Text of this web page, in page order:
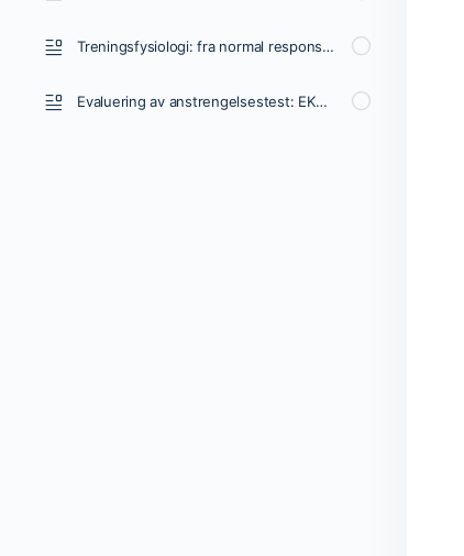
Treningsfysiologi: fra normal respons til myokardiskemi og brystsmerter
Evaluering av anstrengelsestest: EKG, symptomer, blodtrykk, hjertefrekvens, ytelse